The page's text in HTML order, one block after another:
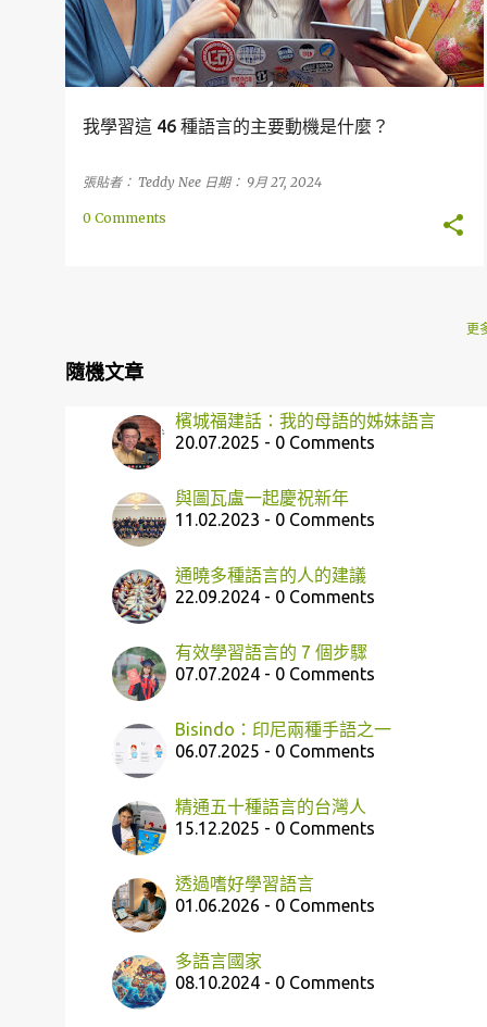
我學習這 46 種語言的主要動機是什麼？
張貼者： Teddy Nee 日期： 9月 27, 2024
0 Comments
更
隨機文章
檳城福建話：我的母語的姊妹語言
20.07.2025 - 0 Comments
與圖瓦盧一起慶祝新年
11.02.2023 - 0 Comments
通曉多種語言的人的建議
22.09.2024 - 0 Comments
有效學習語言的 7 個步驟
07.07.2024 - 0 Comments
Bisindo：印尼兩種手語之一
06.07.2025 - 0 Comments
精通五十種語言的台灣人
15.12.2025 - 0 Comments
透過嗜好學習語言
01.06.2026 - 0 Comments
多語言國家
08.10.2024 - 0 Comments